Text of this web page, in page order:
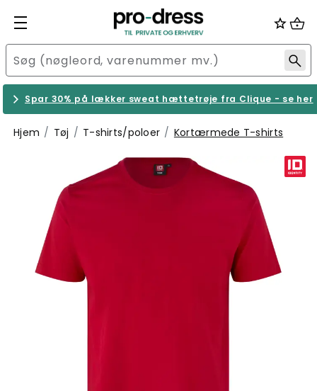
Spar 30% på lækker sweat hættetrøje fra Clique - se her
Hjem Tøj T-shirts/poloer Kortærmede T-shirts